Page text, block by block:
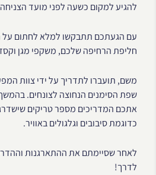
להגיע למקום כשעה לפני מועד
עם הגעתכם תתבקשו למלא לחתום על
חליפת הרחיפה שלכם, משקפי מגן
משם, תועברו לתדריך על ידי צוות
שפת הסימנים הנחוצה לצונחים. בהמשך
אתכם המדריכים מספר טריקים
כדוגמת סיבובים וגלגולים באוויר.
לאחר שסיימתם את ההתארגנות
לדרך!